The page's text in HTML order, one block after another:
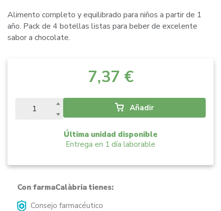
Alimento completo y equilibrado para niños a partir de 1
año. Pack de 4 botellas listas para beber de excelente
sabor a chocolate.
7,37 €
Añadir
Última unidad disponible
Entrega en 1 día laborable
Con farmaCalàbria tienes:
Consejo farmacéutico